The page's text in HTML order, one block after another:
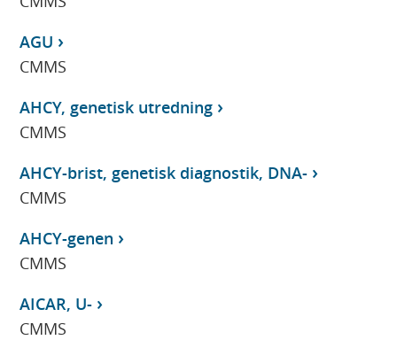
AGU
CMMS
AHCY, genetisk utredning
CMMS
AHCY-brist, genetisk diagnostik, DNA-
CMMS
AHCY-genen
CMMS
AICAR, U-
CMMS